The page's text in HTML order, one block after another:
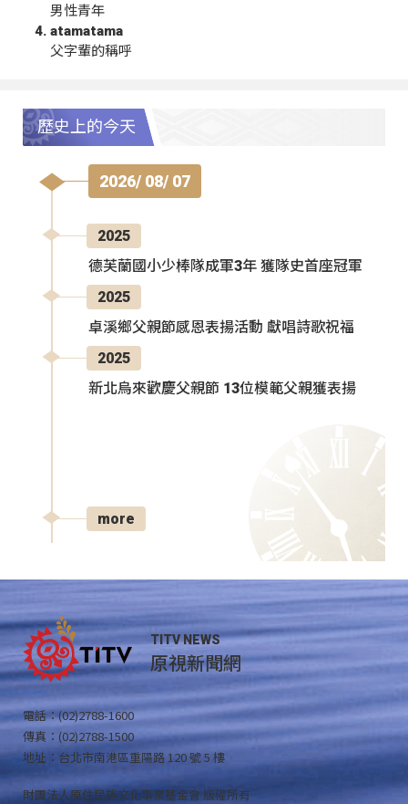
男性青年
atamatama
父字輩的稱呼
歷史上的今天
2026/ 08/ 07
2025
德芙蘭國小少棒隊成軍3年 獲隊史首座冠軍
2025
卓溪鄉父親節感恩表揚活動 獻唱詩歌祝福
2025
新北烏來歡慶父親節 13位模範父親獲表揚
more
TITV NEWS
原視新聞網
電話：(02)2788-1600
傳真：(02)2788-1500
地址：台北市南港區重陽路 120 號 5 樓
財團法人原住民族文化事業基金會 版權所有